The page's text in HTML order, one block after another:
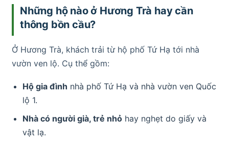
Những hộ nào ở Hương Trà hay cần
thông bồn cầu?
Ở Hương Trà, khách trải từ hộ phố Tứ Hạ tới nhà
vườn ven lộ. Cụ thể gồm:
Hộ gia đình nhà phố Tứ Hạ và nhà vườn ven Quốc
lộ 1.
Nhà có người già, trẻ nhỏhay nghẹt do giấy và
vật lạ.